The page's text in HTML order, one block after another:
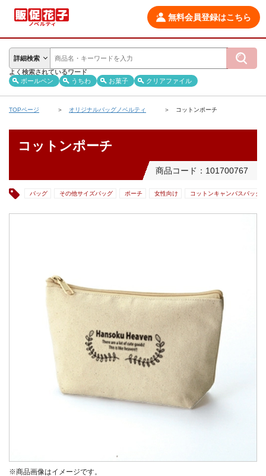
無料会員登録はこちら
詳細検索
よく検索されているワード
ボールペン
うちわ お菓子 クリアファイル
TOPページ オリジナルバッグノベルティ コットンポーチ
コットンポーチ
商品コード：101700767
バッグ その他サイズバッグ ポーチ 女性向け コットンキャンバスバッグ(
※商品画像はイメージです。